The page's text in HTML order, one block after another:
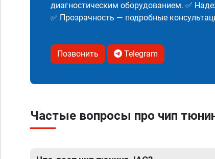
диагностическим оборудованием. ✅
✅ Прозрачность — подробные
Позвонить Telegram
Частые вопросы про чип